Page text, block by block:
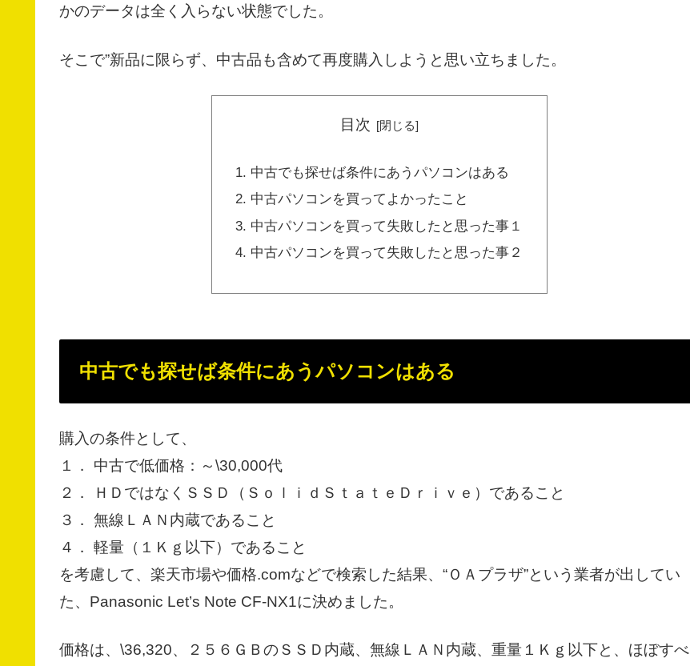
かのデータは全く入らない状態でした。
そこで”新品に限らず、中古品も含めて再度購入しようと思い立ちました。
目次
中古でも探せば条件にあうパソコンはある
中古パソコンを買ってよかったこと
中古パソコンを買って失敗したと思った事１
中古パソコンを買って失敗したと思った事２
中古でも探せば条件にあうパソコンはある
購入の条件として、
１． 中古で低価格：～\30,000代
２． ＨＤではなくＳＳＤ（ＳｏｌｉｄＳｔａｔｅＤｒｉｖｅ）であること
３． 無線ＬＡＮ内蔵であること
４． 軽量（１Ｋｇ以下）であること
を考慮して、楽天市場や価格.comなどで検索した結果、“ＯＡプラザ”という業者が出してい
た、Panasonic Let’s Note CF-NX1に決めました。
価格は、\36,320、２５６ＧＢのＳＳＤ内蔵、無線ＬＡＮ内蔵、重量１Ｋｇ以下と、ほぼすべ